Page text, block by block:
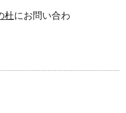
杜にお問い合わ